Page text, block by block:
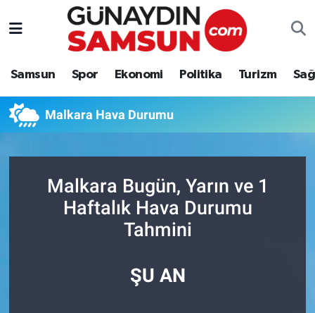
Samsun Spor Ekonomi Politika Turizm
Malkara Hava Durumu
Malkara Bugün, Yarın ve 1
Haftalık Hava Durumu
Tahmini
ŞU AN
Samsun
Turizm
Nöbetçi Eczaneler
Tüm Manşetler
Son Dakika Haberleri